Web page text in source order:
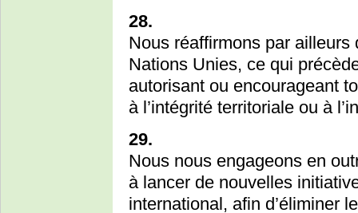
28.
Nous réaffirmons par
Nations Unies, ce qui
autorisant ou encourageant
à l’intégrité territoriale ou à
29.
Nous nous engageons en
à lancer de nouvelles
international, afin d’éliminer